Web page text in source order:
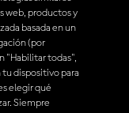
MotoGP™
web, productos y
basada en un
(por
"Habilitar todas",
tu dispositivo para
elegir qué
Siempre